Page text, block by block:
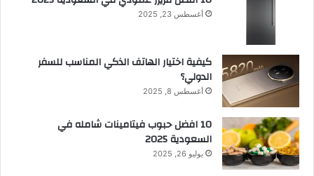
أغسطس 23, 2025
كيفية اختيار الهاتف الذكي المناسب للسفر
الدولي؟
أغسطس 8, 2025
10 افضل حبوب فيتامينات شامله​ في
السعودية 2025
يوليو 26, 2025